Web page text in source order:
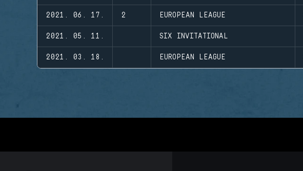
2021. 06. 17. 2 EUROPEAN LEAGUE
2021. 05. 11. SIX INVITATIONAL
2021. 03. 18. EUROPEAN LEAGUE